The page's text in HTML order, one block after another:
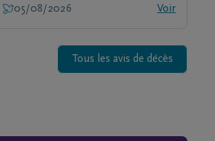
05/08/2026
Voir
Tous les avis de décès